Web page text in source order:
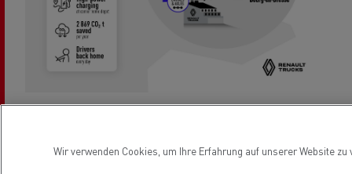
maximiert, d.h. bis zu 18 Stunden pro Tag, und die
Wir verwenden Cookies, um Ihre Erfahrung auf unserer Website